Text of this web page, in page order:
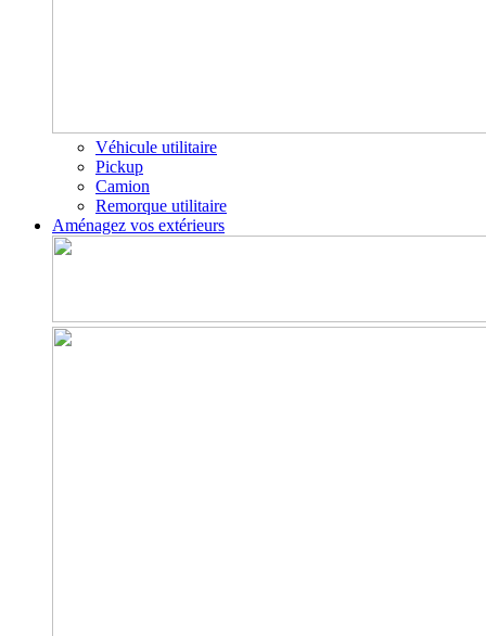
Véhicule utilitaire
Pickup
Camion
Remorque utilitaire
Aménagez vos extérieurs